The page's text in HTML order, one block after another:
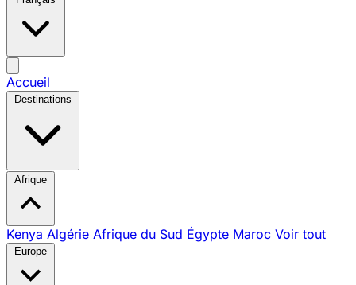
Accueil
Destinations
Afrique
Kenya Algérie Afrique du Sud Égypte Maroc Voir tout
Europe